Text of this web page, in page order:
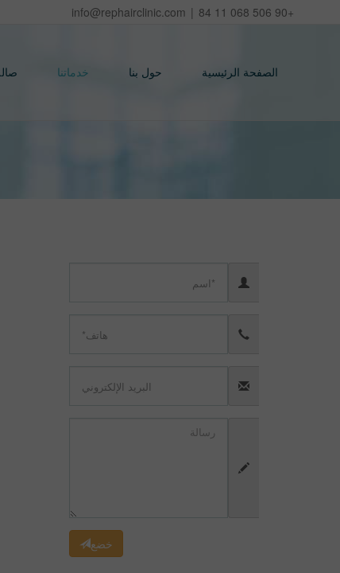
+90 506 068 11 84
|
info@rephairclinic.com
الصفحة الرئيسية حول بنا خدماتنا
خضع